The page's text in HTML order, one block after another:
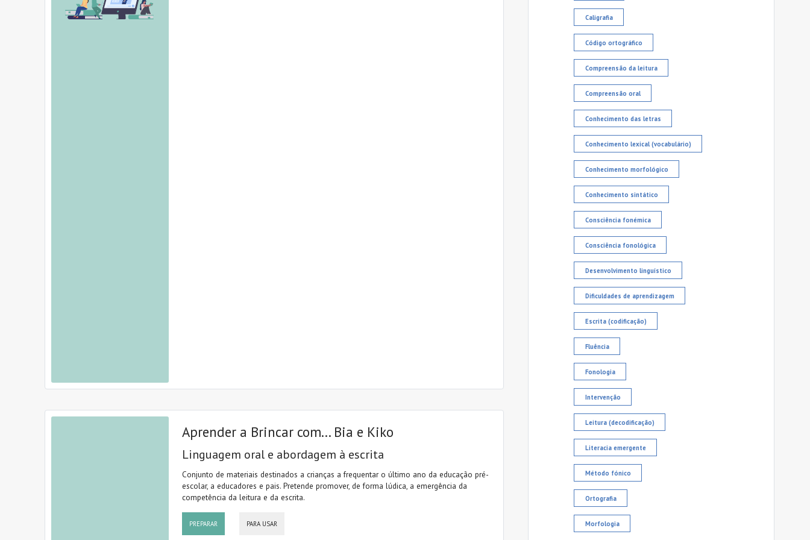
Caligrafia
Código ortográfico
Compreensão da leitura
Compreensão oral
Conhecimento das letras
Conhecimento lexical (vocabulário)
Conhecimento morfológico
Conhecimento sintático
Consciência fonémica
Consciência fonológica
Desenvolvimento linguístico
Dificuldades de aprendizagem
Escrita (codificação)
Fluência
Fonologia
Intervenção
Leitura (decodificação)
Literacia emergente
Método fónico
Ortografia
Morfologia
Aprender a Brincar com... Bia e Kiko
Linguagem oral e abordagem à escrita
Conjunto de materiais destinados a crianças a frequentar o último ano da educação pré-
escolar, a educadores e pais. Pretende promover, de forma lúdica, a emergência da
competência da leitura e da escrita.
PREPARAR PARA USAR